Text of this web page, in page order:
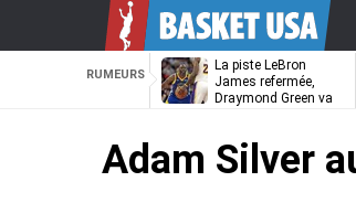
RUMEURS
La piste LeBron
James refermée,
Draymond Green va
Adam Silver